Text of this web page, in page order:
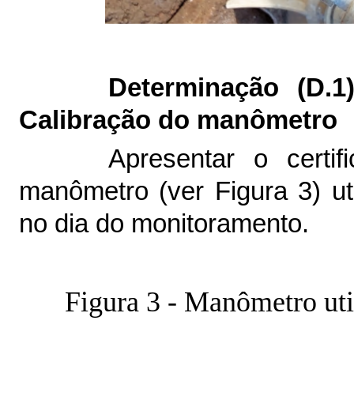
Determinação (D.1
Calibração do manômetro
Apresentar o
manômetro (ver Figura 3)
no dia do monitoramento.
Figura 3 - Manômetro